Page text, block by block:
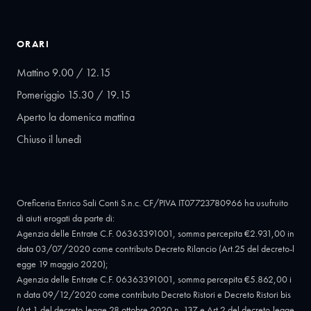
ORARI
Mattino 9.00 / 12.15
Pomeriggio 15.30 / 19.15
Aperto la domenica mattina
Chiuso il lunedì
Oreficeria Enrico Sali Conti S.n.c. CF/PIVA IT07723780966 ha usufruito
di aiuti erogati da parte di:
Agenzia delle Entrate C.F. 06363391001, somma percepita €2.931,00 in
data 03/07/2020 come contributo Decreto Rilancio (Art.25 del decreto-l
egge 19 maggio 2020);
Agenzia delle Entrate C.F. 06363391001, somma percepita €5.862,00 i
n data 09/12/2020 come contributo Decreto Ristori e Decreto Ristori bis